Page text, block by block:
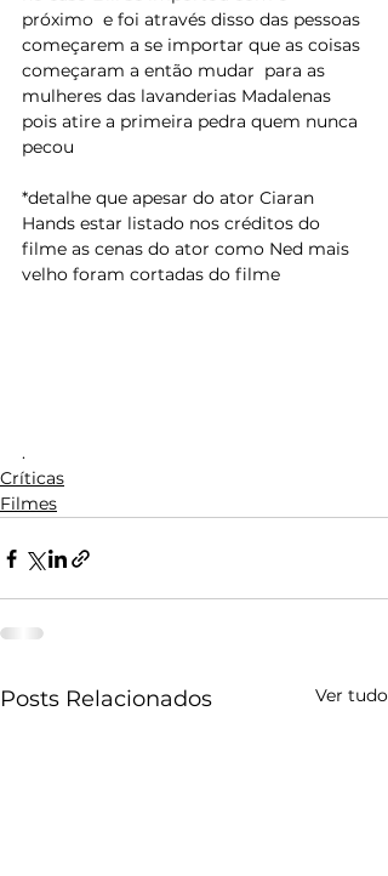
próximo  e foi através disso das pessoas
começarem a se importar que as coisas
começaram a então mudar  para as
mulheres das lavanderias Madalenas
pois atire a primeira pedra quem nunca
pecou
*detalhe que apesar do ator Ciaran
Hands estar listado nos créditos do
filme as cenas do ator como Ned mais
velho foram cortadas do filme
.
Críticas
Filmes
Posts Relacionados Ver tudo